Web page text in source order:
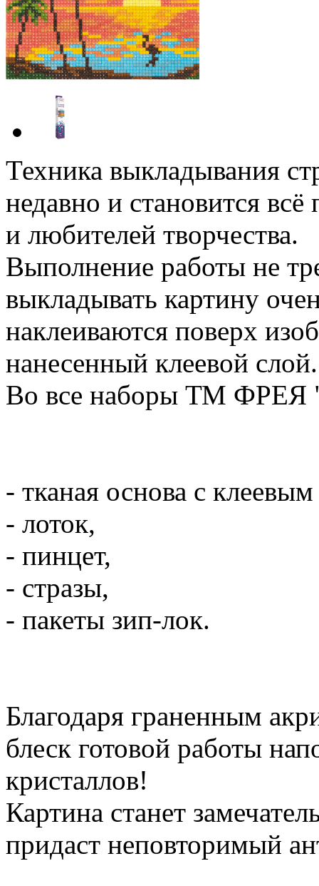
Техника выкладывания
недавно и становится
и любителей творчества.
Выполнение работы не
выкладывать картину
наклеиваются поверх
нанесенный клеевой слой.
Во все наборы ТМ ФРЕЯ
- тканая основа с
- лоток,
- пинцет,
- стразы,
- пакеты зип-лок.
Благодаря граненным
блеск готовой работы
кристаллов!
Картина станет
придаст неповторимый